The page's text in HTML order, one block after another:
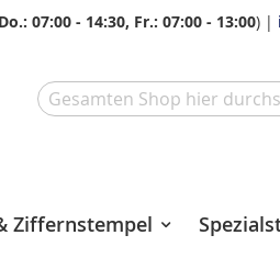
07:00 - 14:30, Fr.: 07:00 - 13:00) |
Ziffernstempel